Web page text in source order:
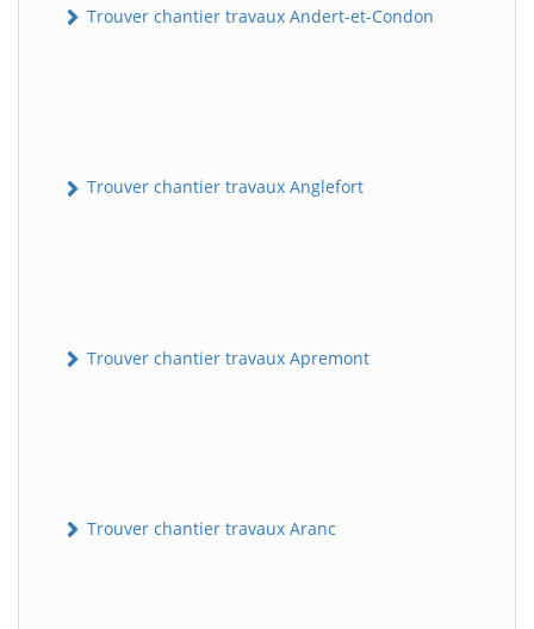
Trouver chantier travaux Andert-et-Condon
Trouver chantier travaux Anglefort
Trouver chantier travaux Apremont
Trouver chantier travaux Aranc